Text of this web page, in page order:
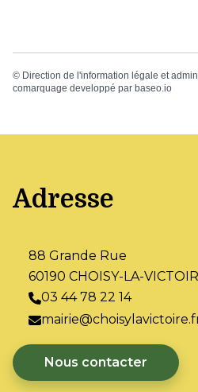
© Direction de l'information légale et
comarquage developpé par baseo.io
Adresse
88 Grande Rue
60190 CHOISY-LA-
03 44 78 22 14
Nous contacter